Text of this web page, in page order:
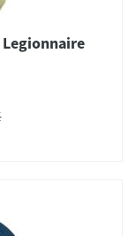
Legionnaire